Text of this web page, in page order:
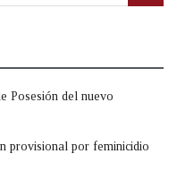
Posesión del nuevo
provisional por feminicidio